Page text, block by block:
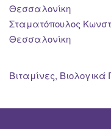
Θεσσαλονίκη
Σταματόπουλος
Θεσσαλονίκη
Βιταμίνες, Βιολογικά